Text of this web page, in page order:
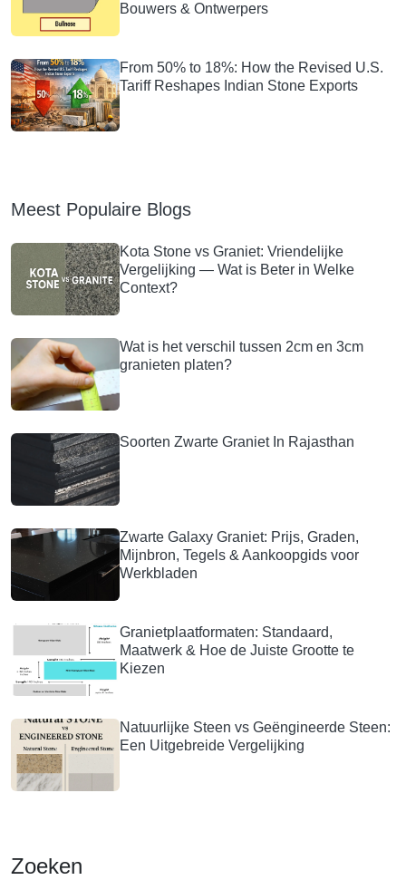
Bouwers & Ontwerpers
From 50% to 18%: How the Revised U.S.
Tariff Reshapes Indian Stone Exports
Meest Populaire Blogs
Kota Stone vs Graniet: Vriendelijke
Vergelijking — Wat is Beter in Welke
Context?
Wat is het verschil tussen 2cm en 3cm
granieten platen?
Soorten Zwarte Graniet In Rajasthan
Zwarte Galaxy Graniet: Prijs, Graden,
Mijnbron, Tegels & Aankoopgids voor
Werkbladen
Granietplaatformaten: Standaard,
Maatwerk & Hoe de Juiste Grootte te
Kiezen
Natuurlijke Steen vs Geëngineerde Steen:
Een Uitgebreide Vergelijking
Zoeken